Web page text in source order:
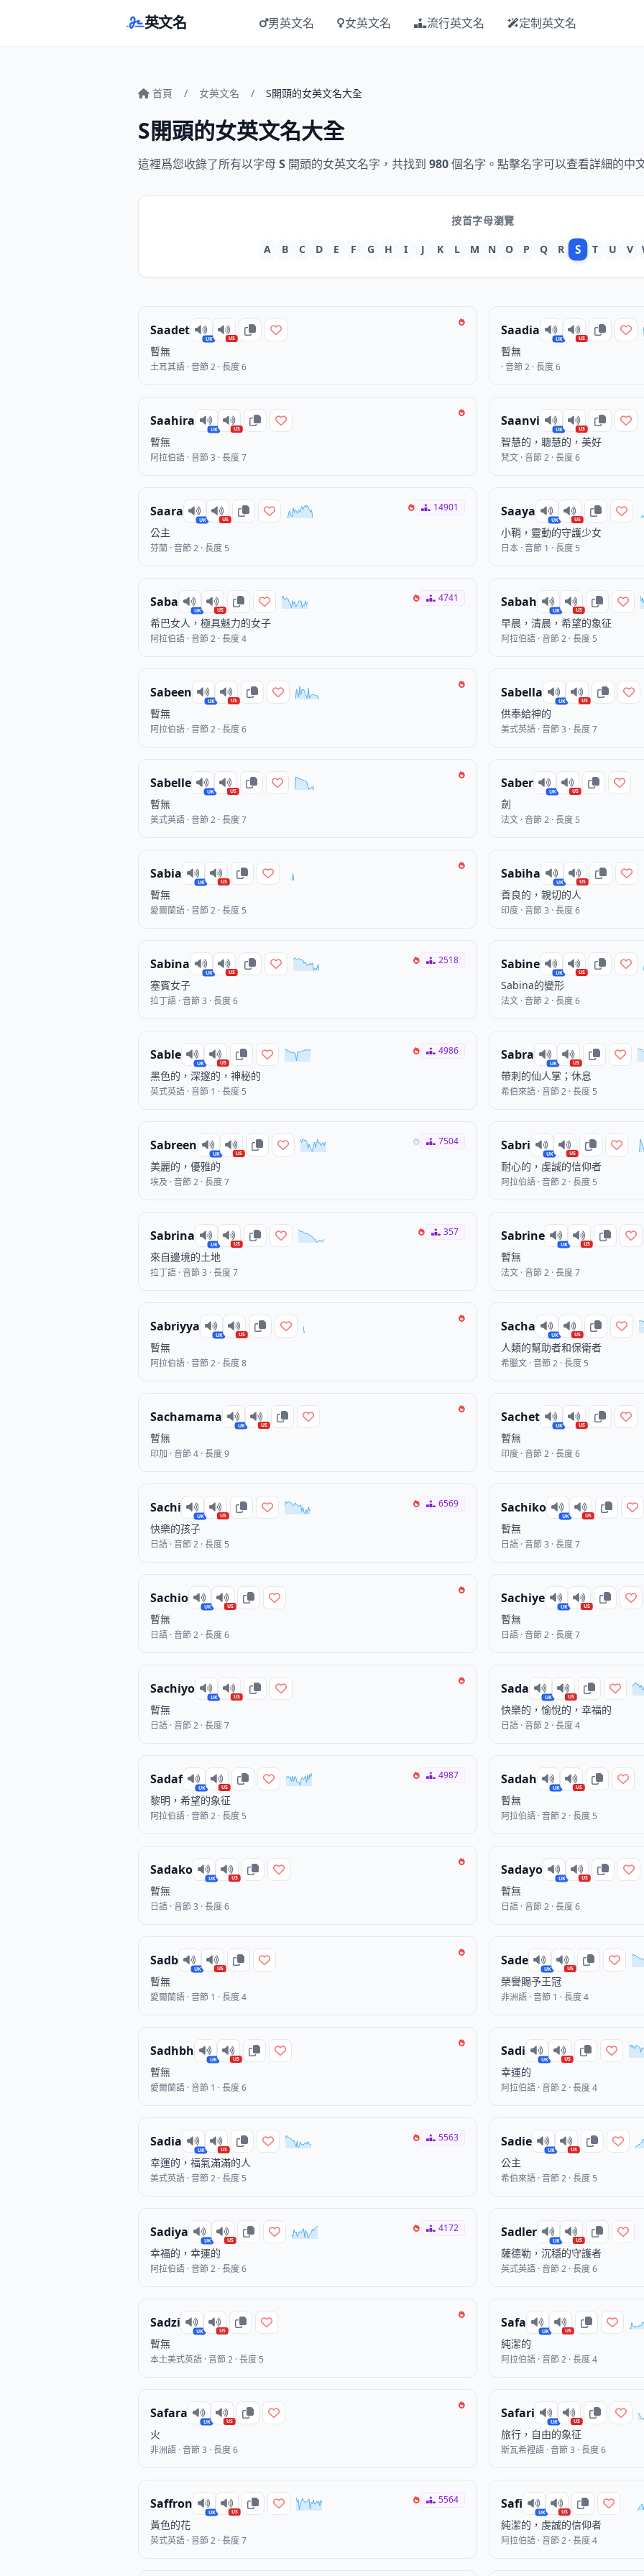
英文名 男英文名 女英文名 流行英文名 定制英文名
首頁 / 女英文名 / S開頭的女英文名大全
S開頭的女英文名大全
這裡爲您收錄了所有以字母 S 開頭的女英文名字，共找到 980個名字。點擊名字可以查看詳細的中
按首字母瀏覽
A B C D E F G H I J K L M N O P Q R S T U V
Saadet
UK US
暫無
土耳其語 · 音節 2 · 長度 6
Saadia
UK US
暫無
· 音節 2 · 長度 6
Saahira
UK US
暫無
阿拉伯語 · 音節 3 · 長度 7
Saanvi
UK US
智慧的，聰慧的，美好
梵文 · 音節 2 · 長度 6
Saara
UK US
公主
芬蘭 · 音節 2 · 長度 5
14901 Saaya
UK US
小鞘，靈動的守護少女
日本 · 音節 1 · 長度 5
Saba
UK US
希巴女人，極具魅力的女子
阿拉伯語 · 音節 2 · 長度 4
4741 Sabah
UK US
早晨，清晨，希望的象征
阿拉伯語 · 音節 2 · 長度 5
Sabeen
UK US
暫無
阿拉伯語 · 音節 2 · 長度 6
Sabella
UK US
供奉給神的
美式英語 · 音節 3 · 長度 7
Sabelle
UK US
暫無
美式英語 · 音節 2 · 長度 7
Saber
UK US
劍
法文 · 音節 2 · 長度 5
Sabia
UK US
暫無
愛爾蘭語 · 音節 2 · 長度 5
Sabiha
UK US
善良的，親切的人
印度 · 音節 3 · 長度 6
Sabina
UK US
塞賓女子
拉丁語 · 音節 3 · 長度 6
2518 Sabine
UK US
Sabina的變形
法文 · 音節 2 · 長度 6
Sable
UK US
黑色的，深邃的，神秘的
英式英語 · 音節 1 · 長度 5
4986 Sabra
UK US
帶刺的仙人掌；休息
希伯來語 · 音節 2 · 長度 5
Sabreen
UK US
美麗的，優雅的
埃及 · 音節 2 · 長度 7
7504 Sabri
UK US
耐心的，虔誠的信仰者
阿拉伯語 · 音節 2 · 長度 5
Sabrina
UK US
來自邊境的土地
拉丁語 · 音節 3 · 長度 7
357 Sabrine
UK US
暫無
法文 · 音節 2 · 長度 7
Sabriyya
UK US
暫無
阿拉伯語 · 音節 2 · 長度 8
Sacha
UK US
人類的幫助者和保衛者
希臘文 · 音節 2 · 長度 5
Sachamama
UK US
暫無
印加 · 音節 4 · 長度 9
Sachet
UK US
暫無
印度 · 音節 2 · 長度 6
Sachi
UK US
快樂的孩子
日語 · 音節 2 · 長度 5
6569 Sachiko
UK US
暫無
日語 · 音節 3 · 長度 7
Sachio
UK US
暫無
日語 · 音節 2 · 長度 6
Sachiye
UK US
暫無
日語 · 音節 2 · 長度 7
Sachiyo
UK US
暫無
日語 · 音節 2 · 長度 7
Sada
UK US
快樂的，愉悅的，幸福的
日語 · 音節 2 · 長度 4
Sadaf
UK US
黎明，希望的象征
阿拉伯語 · 音節 2 · 長度 5
4987 Sadah
UK US
暫無
阿拉伯語 · 音節 2 · 長度 5
Sadako
UK US
暫無
日語 · 音節 3 · 長度 6
Sadayo
UK US
暫無
日語 · 音節 2 · 長度 6
Sadb
UK US
暫無
愛爾蘭語 · 音節 1 · 長度 4
Sade
UK US
榮譽賜予王冠
非洲語 · 音節 1 · 長度 4
Sadhbh
UK US
暫無
愛爾蘭語 · 音節 1 · 長度 6
Sadi
UK US
幸運的
阿拉伯語 · 音節 2 · 長度 4
Sadia
UK US
幸運的，福氣滿滿的人
美式英語 · 音節 2 · 長度 5
5563 Sadie
UK US
公主
希伯來語 · 音節 2 · 長度 5
Sadiya
UK US
幸福的，幸運的
阿拉伯語 · 音節 2 · 長度 6
4172 Sadler
UK US
薩德勒，沉穩的守護者
英式英語 · 音節 2 · 長度 6
Sadzi
UK US
暫無
本土美式英語 · 音節 2 · 長度 5
Safa
UK US
純潔的
阿拉伯語 · 音節 2 · 長度 4
Safara
UK US
火
非洲語 · 音節 3 · 長度 6
Safari
UK US
旅行，自由的象征
斯瓦希裡語 · 音節 3 · 長度 6
Saffron
UK US
黃色的花
英式英語 · 音節 2 · 長度 7
5564 Safi
UK US
純潔的，虔誠的信仰者
阿拉伯語 · 音節 2 · 長度 4